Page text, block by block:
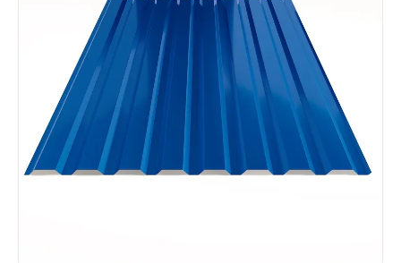
Сваи винтовые
Забор
Кровля